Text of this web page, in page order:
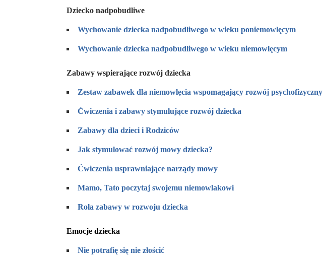
Dziecko nadpobudliwe
Wychowanie dziecka nadpobudliwego w wieku poniemowlęcym
Wychowanie dziecka nadpobudliwego w wieku niemowlęcym
Zabawy wspierające rozwój dziecka
Zestaw zabawek dla niemowlęcia wspomagający rozwój psychofizyczny
Ćwiczenia i zabawy stymulujące rozwój dziecka
Zabawy dla dzieci i Rodziców
Jak stymulować rozwój mowy dziecka?
Ćwiczenia usprawniające narządy mowy
Mamo, Tato poczytaj swojemu niemowlakowi
Rola zabawy w rozwoju dziecka
Emocje dziecka
Nie potrafię się nie złościć